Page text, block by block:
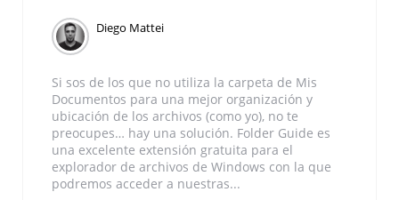
Diego Mattei
Si sos de los que no utiliza la carpeta de Mis
Documentos para una mejor organización y
ubicación de los archivos (como yo), no te
preocupes… hay una solución. Folder Guide es
una excelente extensión gratuita para el
explorador de archivos de Windows con la que
podremos acceder a nuestras...